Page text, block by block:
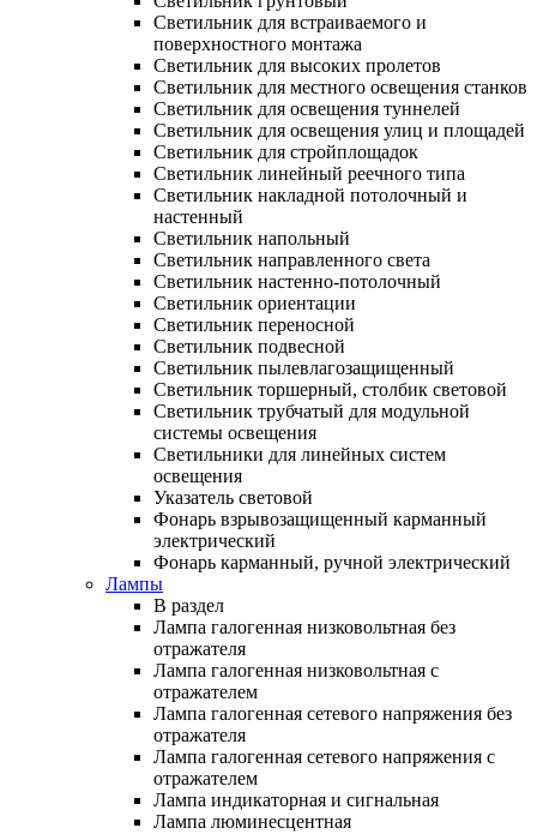
Светильник для встраиваемого и
поверхностного монтажа
Светильник для высоких пролетов
Светильник для местного освещения станков
Светильник для освещения туннелей
Светильник для освещения улиц и площадей
Светильник для стройплощадок
Светильник линейный реечного типа
Светильник накладной потолочный и
настенный
Светильник напольный
Светильник направленного света
Светильник настенно-потолочный
Светильник ориентации
Светильник переносной
Светильник подвесной
Светильник пылевлагозащищенный
Светильник торшерный, столбик световой
Светильник трубчатый для модульной
системы освещения
Светильники для линейных систем
освещения
Указатель световой
Фонарь взрывозащищенный карманный
электрический
Фонарь карманный, ручной электрический
Лампы
В раздел
Лампа галогенная низковольтная без
отражателя
Лампа галогенная низковольтная с
отражателем
Лампа галогенная сетевого напряжения без
отражателя
Лампа галогенная сетевого напряжения с
отражателем
Лампа индикаторная и сигнальная
Лампа люминесцентная